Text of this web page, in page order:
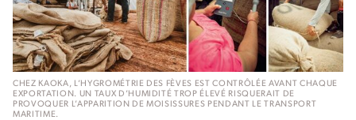
CHEZ KAOKA, L’HYGROMÉTRIE DES FÈVES EST CONTRÔLÉE AVANT CHAQUE
EXPORTATION. UN TAUX D’HUMIDITÉ TROP ÉLEVÉ RISQUERAIT DE
PROVOQUER L’APPARITION DE MOISISSURES PENDANT LE TRANSPORT
MARITIME.